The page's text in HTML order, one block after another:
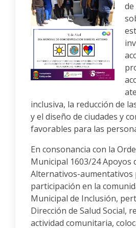
Anterior
inclusiva, la reducción de
y el diseño de ciudades y
favorables para las
En consonancia con la
Municipal 1603/24 Apoyos
Alternativos-aumentativos
participación en la
Municipal de Inclusión,
Dirección de Salud Social,
actividad comunitaria,